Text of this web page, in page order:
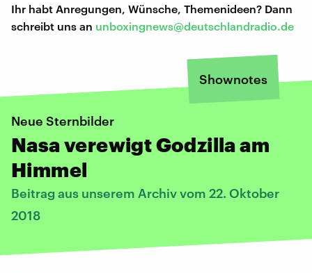
Ihr habt Anregungen, Wünsche, Themenideen? Dann
schreibt uns an unboxingnews@deutschlandradio.de
Shownotes
Neue Sternbilder
Nasa verewigt Godzilla am
Himmel
Beitrag aus unserem Archiv vom 22. Oktober
2018